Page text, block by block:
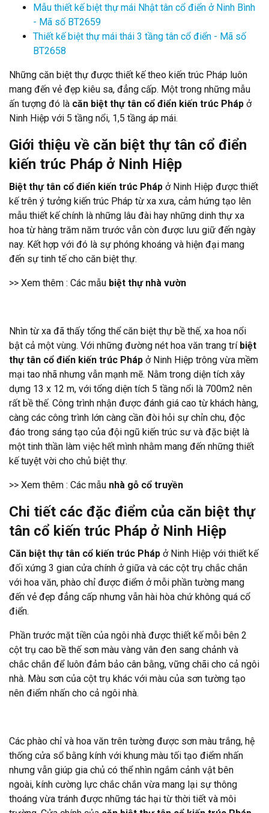
Mẫu thiết kế biệt thự mái Nhật tân cổ điển ở Ninh Bình
- Mã số BT2659
Thiết kế biệt thự mái thái 3 tầng tân cổ điển - Mã số
BT2658
Những căn biệt thự được thiết kế theo kiến trúc Pháp luôn
mang đến vẻ đẹp kiêu sa, đẳng cấp. Một trong những mẫu
ấn tượng đó là căn biệt thự tân cổ điển kiến trúc Pháp ở
Ninh Hiệp với 5 tầng nổi, 1,5 tầng áp mái.
Giới thiệu về căn biệt thự tân cổ điển
kiến trúc Pháp ở Ninh Hiệp
Biệt thự tân cổ điển kiến trúc Pháp ở Ninh Hiệp được thiết
kế trên ý tưởng kiến trúc Pháp từ xa xưa, cảm hứng tạo lên
mẫu thiết kế chính là những lâu đài hay những dinh thự xa
hoa từ hàng trăm năm trước vẫn còn được lưu giữ đến ngày
nay. Kết hợp với đó là sự phóng khoáng và hiện đại mang
đến sự tinh tế cho căn biệt thự.
>> Xem thêm : Các mẫu biệt thự nhà vườn
Nhìn từ xa đã thấy tổng thể căn biệt thự bề thế, xa hoa nổi
bật cả một vùng. Với những đường nét hoa văn trang trí biệt
thự tân cổ điển kiến trúc Pháp ở Ninh Hiệp trông vừa mềm
mại tao nhã nhưng vẫn mạnh mẽ. Nằm trong diện tích xây
dựng 13 x 12 m, với tổng diện tích 5 tầng nổi là 700m2 nên
rất bề thế. Công trình nhận được đánh giá cao từ khách hàng,
càng các công trình lớn càng cần đòi hỏi sự chỉn chu, độc
đáo trong sáng tạo của đội ngũ kiến trúc sư và đặc biệt là
một tinh thần làm việc hết mình nhằm mang đến những thiết
kế tuyệt vời cho chủ biệt thự.
>> Xem thêm : Các mẫu nhà gỗ cổ truyền
Chi tiết các đặc điểm của căn biệt thự
tân cổ kiến trúc Pháp ở Ninh Hiệp
Căn biệt thự tân cổ kiến trúc Pháp ở Ninh Hiệp với thiết kế
đối xứng 3 gian cửa chính ở giữa và các cột trụ chắc chắn
với hoa văn, phào chỉ được điểm ở mỗi phần tường mang
đến vẻ đẹp đẳng cấp nhưng vẫn hài hòa chứ không quá cổ
điển.
Phần trước mặt tiền của ngôi nhà được thiết kế mỗi bên 2
cột trụ cao bề thế sơn màu vàng vân đen sang chảnh và
chắc chắn để luôn đảm bảo cân bằng, vững chãi cho cả ngôi
nhà. Màu sơn của cột trụ khác với màu của sơn tường tạo
nên điểm nhấn cho cả ngôi nhà.
Các phào chỉ và hoa văn trên tường được sơn màu trắng, hệ
thống cửa sổ bằng kính với khung màu tối tạo điểm nhấn
nhưng vẫn giúp gia chủ có thể nhìn ngắm cảnh vật bên
ngoài, kính cường lực chắc chắn vừa mang lại sự thông
thoáng vừa tránh được những tác hại từ thời tiết và môi